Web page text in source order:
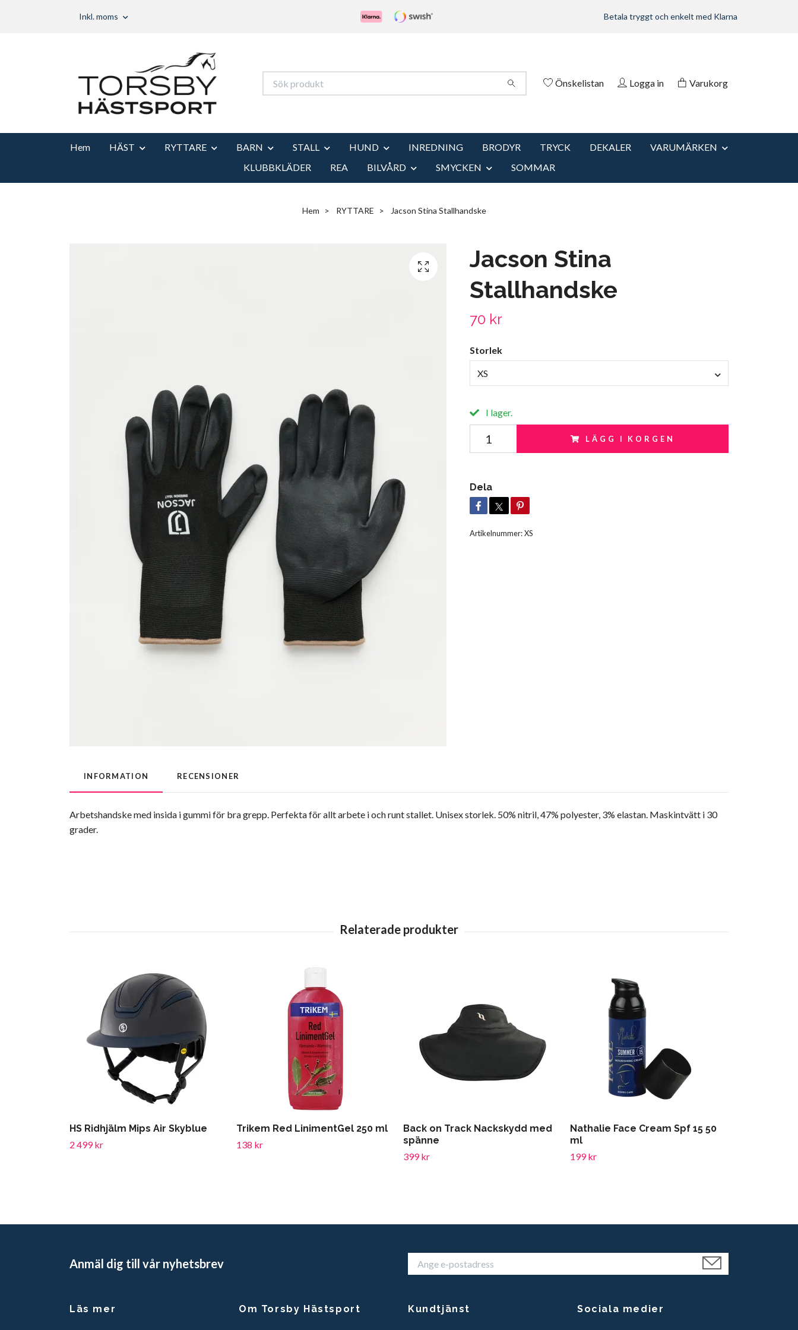
Inkl. moms Betala tryggt och enkelt med Klarna
Önskelistan Logga in Varukorg
Hem HÄST RYTTARE BARN STALL HUND INREDNING BRODYR TRYCK DEKALER
VARUMÄRKEN
KLUBBKLÄDER
REA BILVÅRD SMYCKEN SOMMAR
Hem RYTTARE Jacson Stina Stallhandske
Jacson Stina
Stallhandske
70 kr
Storlek
XS
I lager.
LÄGG I KORGEN
Dela
Artikelnummer:XS
INFORMATION RECENSIONER
Arbetshandske med insida i gummi för bra grepp. Perfekta för allt arbete i och runt stallet. Unisex storlek. 50% nitril, 47% polyester, 3% elastan. Maskintvätt i 30
grader.
HS Ridhjälm Mips Air Skyblue
2 499 kr
Trikem Red LinimentGel 250 ml
138 kr
Back on Track Nackskydd med
spänne
399 kr
Nathalie Face Cream Spf 15 50
ml
199 kr
Anmäl dig till vår nyhetsbrev
Läs mer Om Torsby Hästsport Kundtjänst Sociala medier